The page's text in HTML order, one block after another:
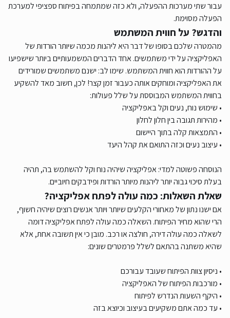
עבור שתי מערכות ההפעלה, ולא כזה שמתמחה בפיתוח ספציפי למערכת
הפעלה מסוימת.
והדגש? על חווית המשתמש
מהמטרה שלכם בסופו של דבר היא ליהנות מכמה שיותר הורדות של
האפליקציה על ידי משתמשים. אחד הדברים המשמעותיים ביותר שישפיעו
על ההורדות הוא חווית המשתמש. שימו לב: ישנם משתמשים שמורידים
את האפליקציה ומוחקים אותה כעבור זמן קצר! לכן, חשוב מאד להשקיע
בחווית המשתמש המבוססת על שלל פעולות:
• שימוש נוח, נעים וקל באפליקציה
• מהירות תגובה בין חלון לחלון
• התמצאות קלה בתוך היישום
• עיצוב נעים וכזה התואם את קהל היעד
הנוסחה פשוטה למדי: אפליקציה שיהיה נוח וקל להשתמש בה, תהיה
בעלת סיכוי גבוה יותר ליהנות מיותר הורדות ופידבקים חיוביים.
שאלת השאלות: כמה עולה לפתח אפליקציה?
אם ישנו נתון של מאחורי הקלעים שיותר ויותר אנשים רוצים שיהיה חשוף,
הרי שהוא מחיר הפיתוח. השאלה כמה עולה לפתח אפליקציה דומה
לשאלה כמה עולה דירה, חולצה או רכב. מובן כי אין תשובה אחת, אלא
שהיא משתנה בהתאם לשלל פרמטרים שונים:
• ניסיון צוות הפיתוח שעובד עבורכם
• מורכבות הפיתוח של האפליקציה
• היקף השעות הנדרש לפיתוח
• עד כמה אתם משקיעים בעיצוב וכיוצא בזה